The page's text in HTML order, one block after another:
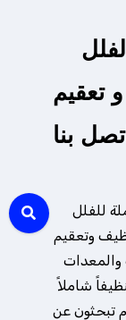
تعقيم
بنا
للفلل
وتعقيم
والمعدات
شاملاً
تبحثون عن